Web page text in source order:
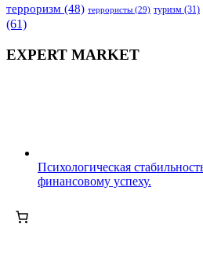
терроризм (48) террористы (29) туризм (31)
(61)
EXPERT MARKET
Психологическая
финансовому успеху.